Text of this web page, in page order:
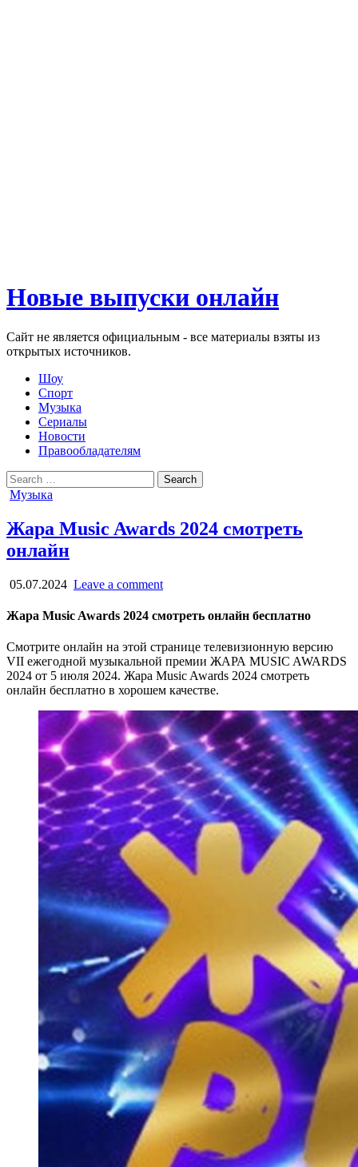
Новые выпуски онлайн
Сайт не является официальным - все материалы взяты из
открытых источников.
Шоу
Спорт
Музыка
Сериалы
Новости
Правообладателям
Search
for:
Posted
Музыка
Жара Music Awards 2024 смотреть
онлайн
05.07.2024 Leave a comment
Жара Music Awards 2024 смотреть онлайн бесплатно
Смотрите онлайн на этой странице телевизионную версию
VII ежегодной музыкальной премии ЖАРА MUSIC AWARDS
2024 от 5 июля 2024. Жара Music Awards 2024 смотреть
онлайн бесплатно в хорошем качестве.